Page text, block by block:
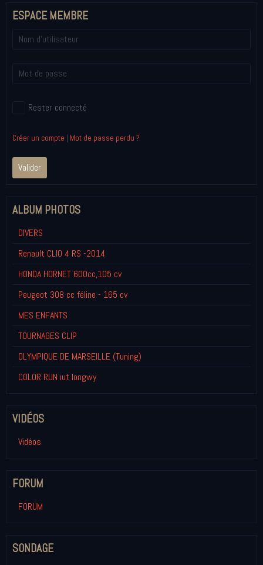
ESPACE MEMBRE
Rester connecté
Créer un compte | Mot de passe perdu ?
Valider
ALBUM PHOTOS
DIVERS
Renault CLIO 4 RS -2014
HONDA HORNET 600cc,105 cv
Peugeot 308 cc féline - 165 cv
MES ENFANTS
TOURNAGES CLIP
OLYMPIQUE DE MARSEILLE (Tuning)
COLOR RUN iut longwy
VIDÉOS
Vidéos
FORUM
FORUM
SONDAGE